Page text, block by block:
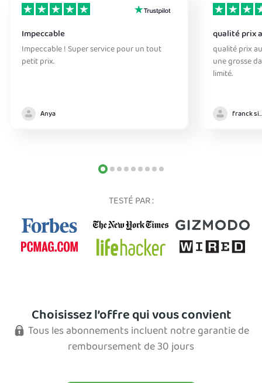
Impeccable
Impeccable ! Super service pour un tout
petit prix.
Anya
qualité prix
qualité prix
une grosse
limité.
franck simon
TESTÉ PAR :
Choisissez l’offre qui vous convient
Tous les abonnements incluent notre garantie de
remboursement de 30 jours